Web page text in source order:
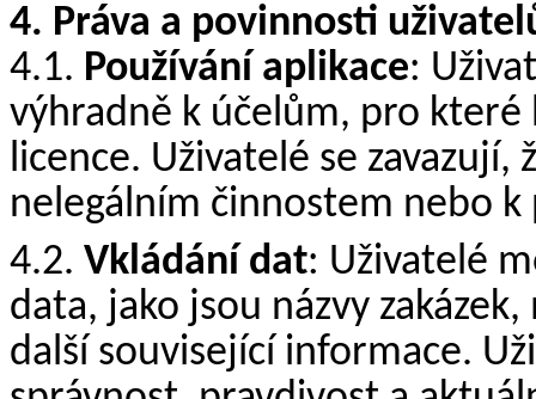
4. Práva a povinnosti
4.1. Používání aplikace:
výhradně k účelům, pro které
licence. Uživatelé se
nelegálním činnostem nebo
4.2. Vkládání dat: Uživatelé
data, jako jsou názvy
další související informace.